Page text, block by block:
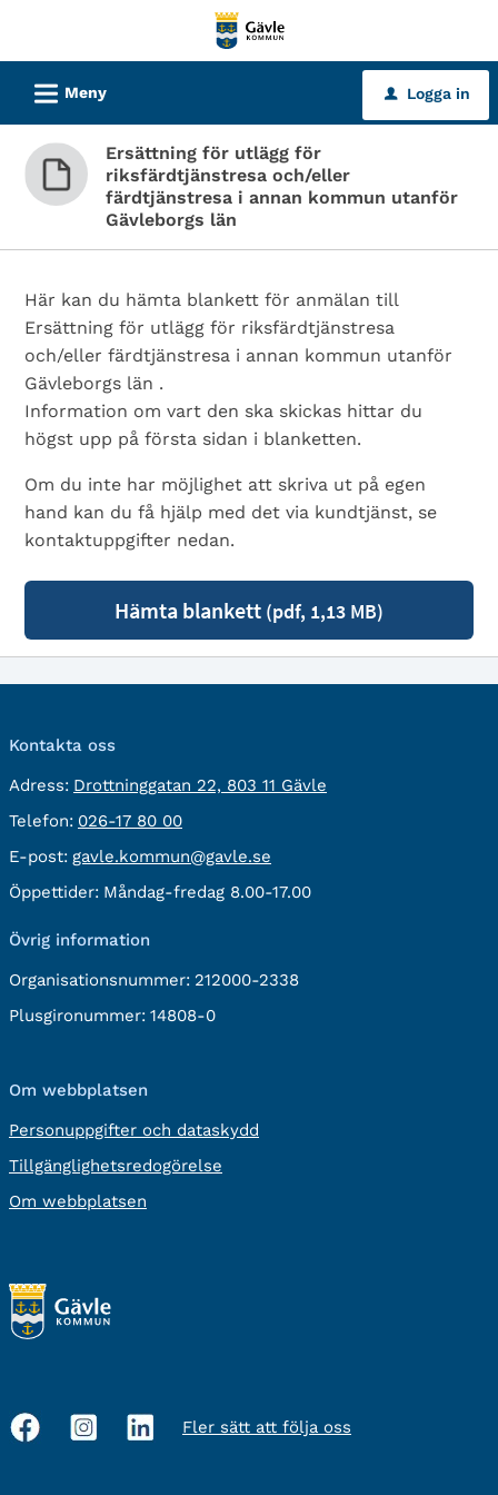
tjänster
Gävle
kommun
L Meny u Logga in
Ersättning för utlägg för
riksfärdtjänstresa och/eller
färdtjänstresa i annan kommun utanför
Gävleborgs län
Här kan du hämta blankett för anmälan till
Ersättning för utlägg för riksfärdtjänstresa
och/eller färdtjänstresa i annan kommun utanför
Gävleborgs län .
Information om vart den ska skickas hittar du
högst upp på första sidan i blanketten.
Om du inte har möjlighet att skriva ut på egen
hand kan du få hjälp med det via kundtjänst, se
kontaktuppgifter nedan.
Hämta blankett (pdf, 1,13 MB)
Kontakta oss
Adress: besöksadress:
Drottninggatan 22, 803 11 Gävle
Telefon: Telefon:
026-17 80 00
E-post: E-
post:
gavle.kommun@gavle.se
Öppettider: Måndag-fredag 8.00-17.00
Övrig information
Organisationsnummer: 212000-2338
Plusgironummer: 14808-0
Om webbplatsen
Personuppgifter och dataskydd
Tillgänglighetsredogörelse
Om webbplatsen
Sociala
Fler sätt att följa oss